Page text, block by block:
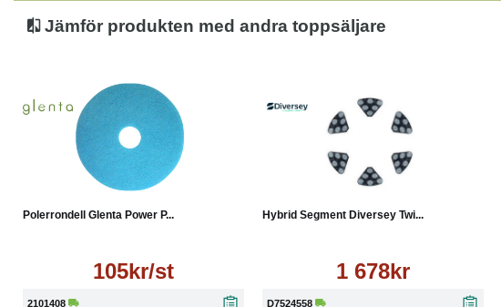
Jämför produkten med andra toppsäljare
Polerrondell Glenta Power P...
105kr/st
2101408
Läs mer
Hybrid Segment Diversey Twi...
1 678kr
D7524558